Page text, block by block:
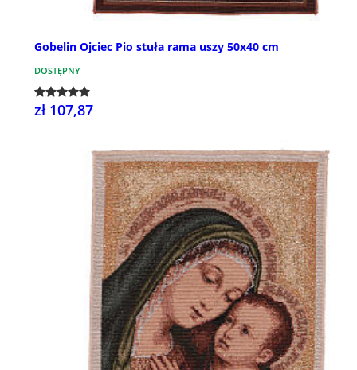
Gobelin Ojciec Pio stuła rama uszy 50x40 cm
DOSTĘPNY
zł 107,87